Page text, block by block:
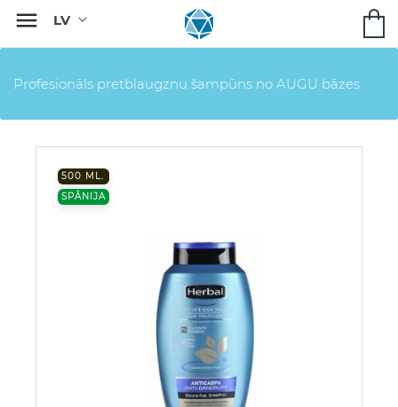

Profesionāls pretblaugznu šampūns no AUGU bāzes
500 ML.
SPĀNIJA